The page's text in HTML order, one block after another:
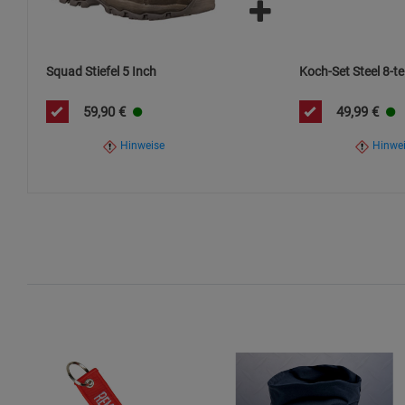
Für den Einsatz unter extremen Bedingungen wird
Squad Stiefel 5 Inch
59,90 €
Hinweise
Koch-Set Steel 8-
49,99 €